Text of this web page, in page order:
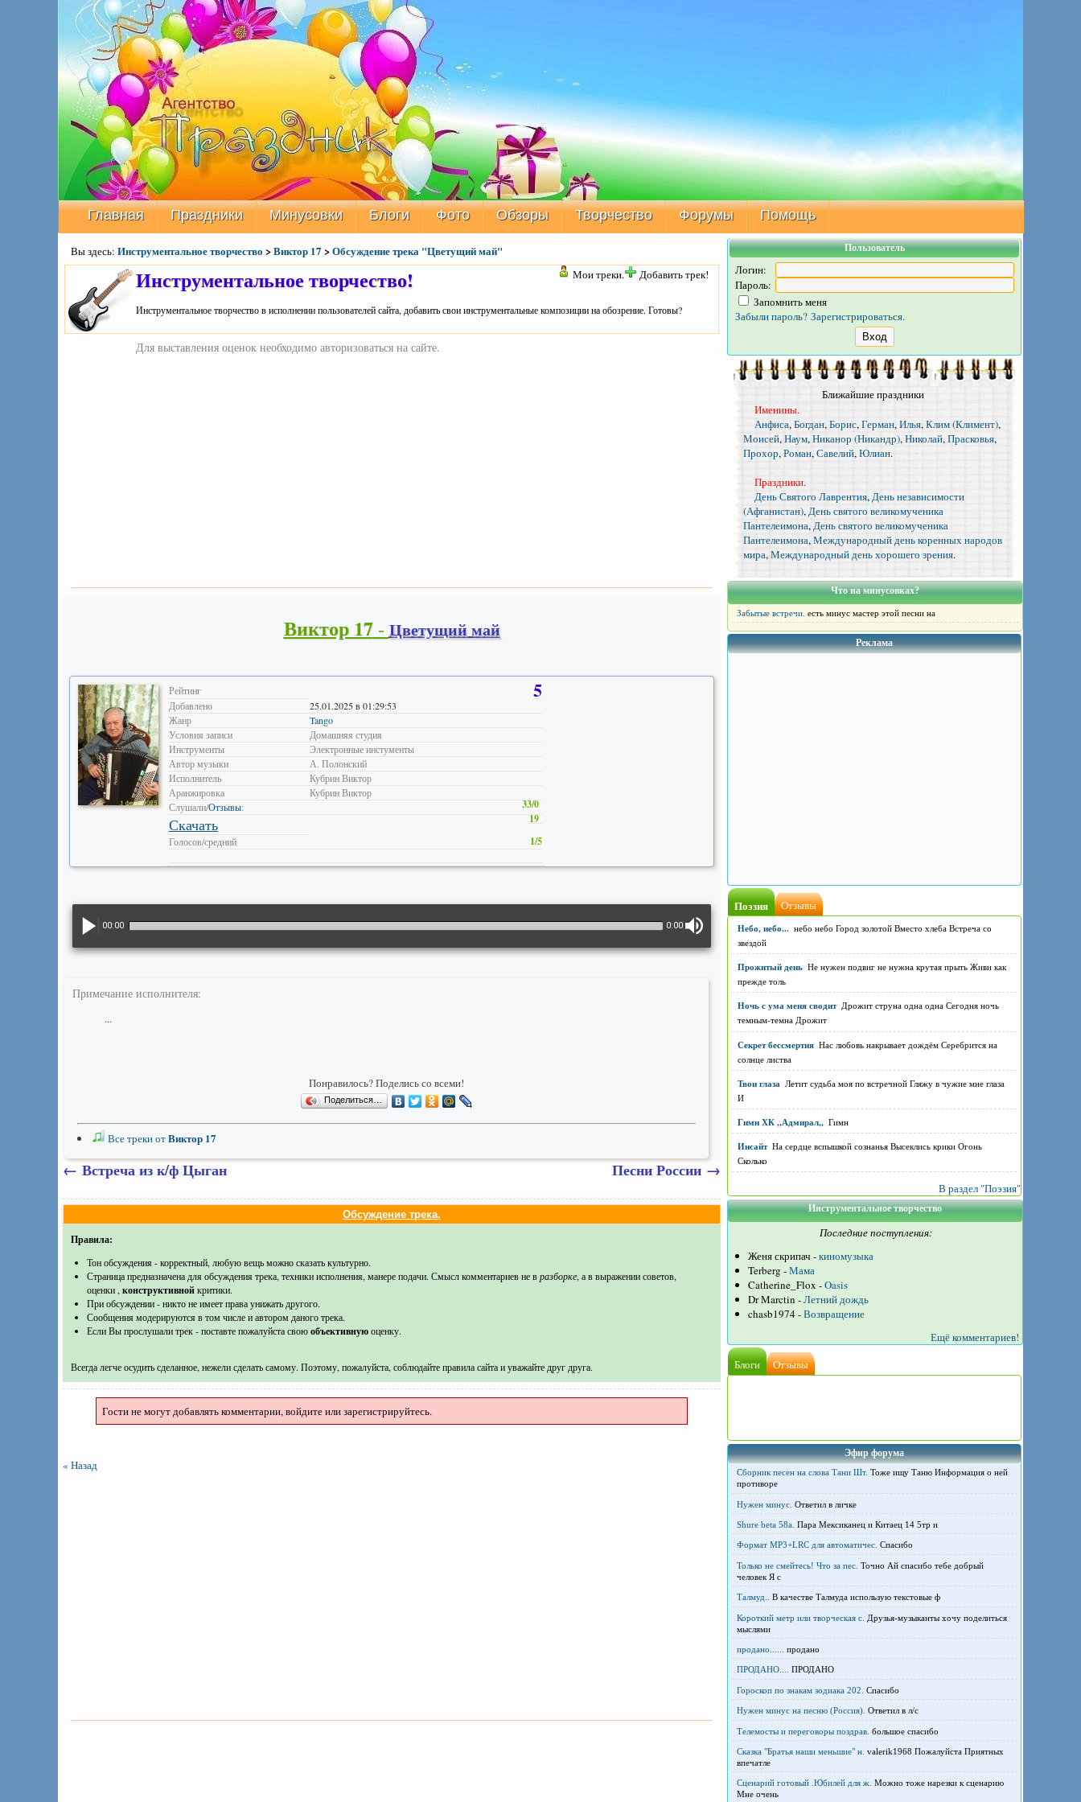
Главная Праздники Минусовки Блоги Фото Обзоры Творчество Форумы Помощь
Вы здесь: Инструментальное творчество >Виктор 17 >Обсуждение трека "Цветущий май"
Инструментальное творчество! Мои треки. Добавить трек!
Инструментальное творчество в исполнении пользователей сайта, добавить свои инструментальные композиции на обозрение. Готовы?
Для выставления оценок необходимо авторизоваться на сайте.
Виктор 17- Цветущий май
Рейтинг 5
Добавлено
25.01.2025 в 01:29:53
Жанр
Tango
Условия записи
Домашняя студия
Инструменты
Электронные инстументы
Автор музыки
А. Полонский
Исполнитель
Кубрин Виктор
Аранжировка
Кубрин Виктор
Слушали/Отзывы: 33/0
Скачать 19
Голосов/средний 1/5
00:00 0:00
Примечание исполнителя:
...
Понравилось? Поделись со всеми!
Поделиться…
Все треки отВиктор 17
← Встреча из к/ф Цыган Песни России →
Обсуждение трека.
Правила:
Тон обсуждения - корректный, любую вещь можно сказать культурно.
Страница предназначена для обсуждения трека, техники исполнения, манере подачи. Смысл комментариев не вразборке, а в выражении советов,
оценки ,конструктивнойкритики.
При обсуждении - никто не имеет права унижать другого.
Сообщения модерируются в том числе и автором даного трека.
Если Вы прослушали трек - поставте пожалуйста своюобъективнуюоценку.
Всегда легче осудить сделанное, нежели сделать самому. Поэтому, пожалуйста, соблюдайте правила сайта и уважайте друг друга.
Гости не могут добавлять комментарии, войдите или зарегистрируйтесь.
« Назад
Пользователь
Логин:
Пароль:
Запомнить меня
Забыли пароль? Зарегистрироваться.
Ближайшие праздники
Именины.
Анфиса,Богдан,Борис,Герман,Илья,Клим (Климент),
Моисей,Наум,Никанор (Никандр),Николай,Прасковья,
Прохор,Роман,Савелий,Юлиан.
Праздники.
День Святого Лаврентия,День независимости
(Афганистан),День святого великомученика
Пантелеимона,День святого великомученика
Пантелеимона,Международный день коренных народов
мира,Международный день хорошего зрения.
Что на минусовках?
Забытые встречи. есть минус мастер этой песни на
Реклама
Поэзия Отзывы
Небо, небо... небо небо Город золотой Вместо хлеба Встреча со
звездой
Прожитый день Не нужен подвиг не нужна крутая прыть Живи как
прежде толь
Ночь с ума меня сводит Дрожит струна одна одна Сегодня ночь
темным-темна Дрожит
Секрет бессмертия Нас любовь накрывает дождём Серебрится на
солнце листва
Твои глаза Летит судьба моя по встречной Гляжу в чужие мне глаза
И
Гимн ХК ,,Адмирал,, Гимн
Инсайт На сердце вспышкой сознанья Высеклись крики Огонь
Сколько
В раздел "Поэзия"
Инструментальное творчество
Последние поступления:
Женя скрипач -киномузыка
Terberg -Мама
Catherine_Flox -Oasis
Dr Marctin -Летний дождь
chasb1974 -Возвращение
Ещё комментариев!
Блоги
Отзывы
Эфир форума
Сборник песен на слова Тани Шт. Тоже ищу Таню Информация о ней
противоре
Нужен минус. Ответил в личке
Shure beta 58а. Пара Мексиканец и Китаец 14 5тр и
Формат MP3+LRC для автоматичес. Спасибо
Только не смейтесь! Что за пес. Точно Ай спасибо тебе добрый
человек Я с
Талмуд.. В качестве Талмуда использую текстовые ф
Короткий метр или творческая с. Друзья-музыканты хочу поделиться
мыслями
продано...... продано
ПРОДАНО.... ПРОДАНО
Гороскоп по знакам зодиака 202. Спасибо
Нужен минус на песню (Россия). Ответил в л/с
Телемосты и переговоры поздрав. большое спасибо
Сказка "Братья наши меньшие" н. valerik1968 Пожалуйста Приятных
впечатле
Сценарий готовый .Юбилей для ж. Можно тоже нарезки к сценарию
Мне очень